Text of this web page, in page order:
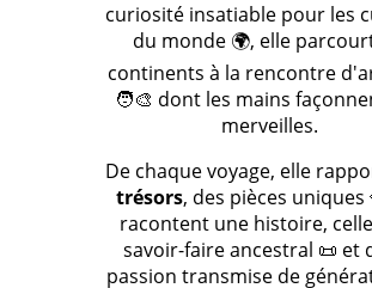
curiosité insatiable pour les
du monde 🌍, elle
continents à la rencontre
🧑‍🎨 dont les mains
merveilles.
De chaque voyage, elle
trésors, des pièces uniques
racontent une histoire,
savoir-faire ancestral 📜 et
passion transmise de